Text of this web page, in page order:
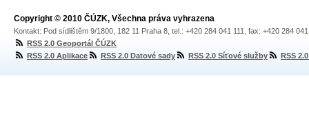
Copyright © 2010 ČÚZK, Všechna práva vyhrazena
Kontakt: Pod sídlištěm 9/1800, 182 11 Praha 8, tel.: +420 284 041 111, fax: +420 284
RSS 2.0 Geoportál ČÚZK
RSS 2.0 Aplikace
RSS 2.0 Datové sady RSS 2.0 Síťové služby RSS